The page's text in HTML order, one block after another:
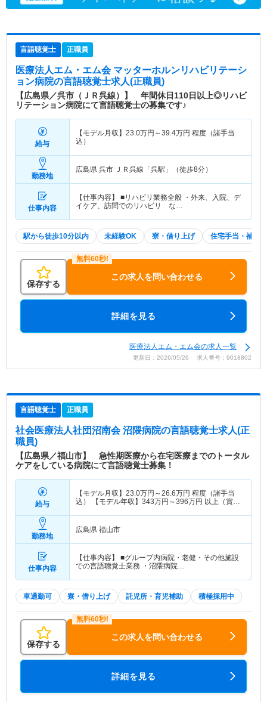
言語聴覚士 正職員
医療法人エム・エム会 マッターホルンリハビリテーシ
ョン病院の言語聴覚士求人(正職員)
【広島県／呉市（ＪＲ呉線）】 年間休日110日以上◎リハビ
リテーション病院にて言語聴覚士の募集です♪
給与
【モデル月収】 23.0万円～39.4万円 程度（諸手当
込）
勤務地
広島県 呉市 ＪＲ呉線「呉駅」（徒歩8分）
仕事内容
【仕事内容】 ■リハビリ業務全般 ・外来、入院、デ
イケア、訪問でのリハビリ な…
駅から徒歩10分以内 未経験OK 寮・借り上げ 住宅手当・補助
保存する
この求人を問い合わせる
詳細を見る
医療法人エム・エム会の求人一覧
更新日：2026/05/26 求人番号：9018802
言語聴覚士 正職員
社会医療法人社団沼南会 沼隈病院の言語聴覚士求人(正
職員)
【広島県／福山市】 急性期医療から在宅医療までのトータル
ケアをしている病院にて言語聴覚士募集！
給与
【モデル月収】 23.0万円～26.6万円 程度（諸手当
込） 【モデル年収】 343万円～396万円 以上（賞与
勤務地
広島県 福山市
仕事内容
【仕事内容】 ■グループ内病院・老健・その他施設
での言語聴覚士業務 ・沼隈病院…
車通勤可 寮・借り上げ 託児所・育児補助 積極採用中
保存する
この求人を問い合わせる
詳細を見る